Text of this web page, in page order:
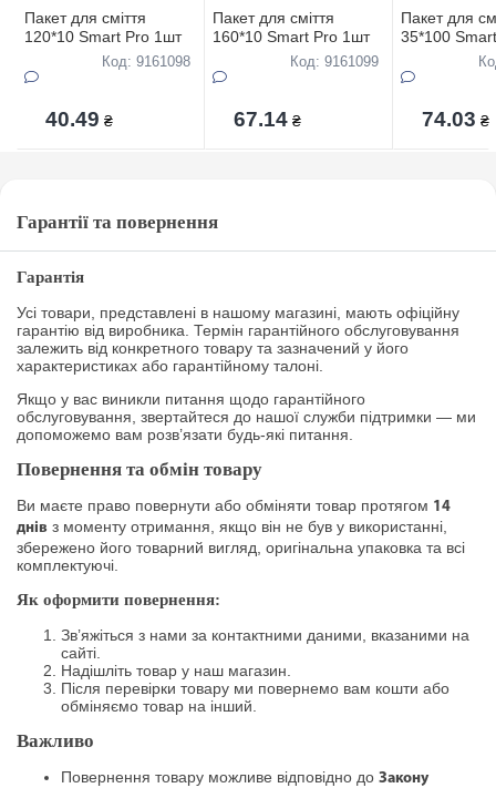
Пакет для сміття
120*10 Smart Pro 1шт
Код: 9161098
40.49 ₴
Пакет для сміття
160*10 Smart Pro 1шт
Код: 9161099
67.14 ₴
Пакет для
35*100
74.03 ₴
Гарантії та повернення
Гарантія
Усі товари, представлені в нашому магазині, мають офіційну
гарантію від виробника. Термін гарантійного обслуговування
залежить від конкретного товару та зазначений у його
характеристиках або гарантійному талоні.
Якщо у вас виникли питання щодо гарантійного
обслуговування, звертайтеся до нашої служби підтримки — ми
допоможемо вам розв’язати будь-які питання.
Повернення та обмін товару
Ви маєте право повернути або обміняти товар протягом 14
днів з моменту отримання, якщо він не був у використанні,
збережено його товарний вигляд, оригінальна упаковка та всі
комплектуючі.
Як оформити повернення:
Зв’яжіться з нами за контактними даними, вказаними на
сайті.
Надішліть товар у наш магазин.
Після перевірки товару ми повернемо вам кошти або
обміняємо товар на інший.
Важливо
Повернення товару можливе відповідно до Закону